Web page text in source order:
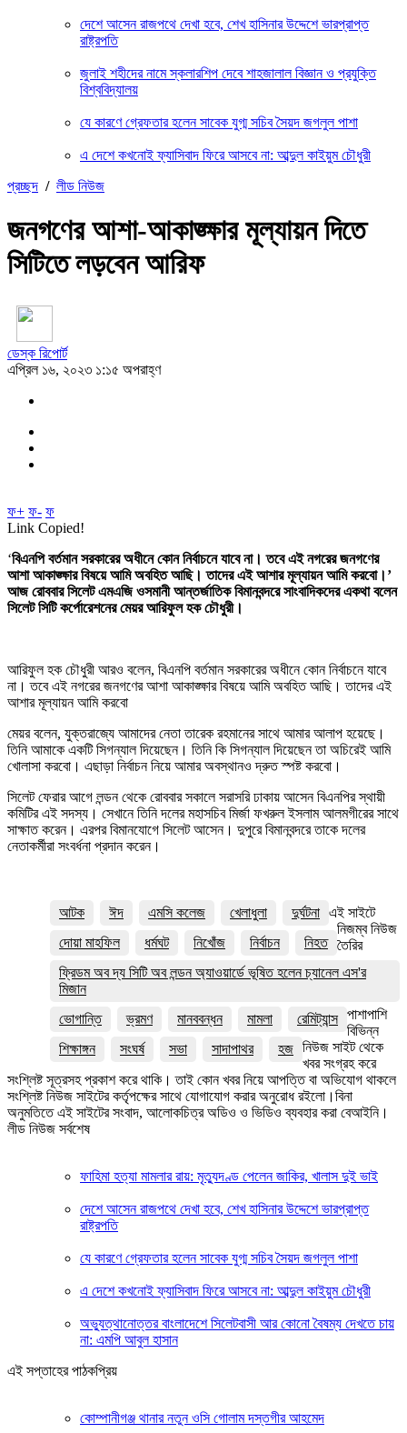
দেশে আসেন রাজপথে দেখা হবে, শেখ হাসিনার উদ্দেশে ভারপ্রাপ্ত
রাষ্ট্রপতি
জুলাই শহীদের নামে স্কলারশিপ দেবে শাহজালাল বিজ্ঞান ও প্রযুক্তি
বিশ্ববিদ্যালয়
যে কারণে গ্রেফতার হলেন সাবেক যুগ্ম সচিব সৈয়দ জগলুল পাশা
এ দেশে কখনোই ফ্যাসিবাদ ফিরে আসবে না: আব্দুল কাইয়ুম চৌধুরী
প্রচ্ছদ / লীড নিউজ
জনগণের আশা-আকাঙ্ক্ষার মূল্যায়ন দিতে
সিটিতে লড়বেন আরিফ
ডেস্ক রিপোর্ট
এপ্রিল ১৬, ২০২৩ ১:১৫ অপরাহ্ণ
ফ+ ফ- ফ
Link Copied!
‘বিএনপি বর্তমান সরকারের অধীনে কোন নির্বাচনে যাবে না। তবে এই নগরের জনগণের
আশা আকাঙ্ক্ষার বিষয়ে আমি অবহিত আছি। তাদের এই আশার মূল্যায়ন আমি করবো।’
আজ রোববার সিলেট এমএজি ওসমানী আন্তর্জাতিক বিমানবন্দরে সাংবাদিকদের একথা বলেন
সিলেট সিটি কর্পোরেশনের মেয়র আরিফুল হক চৌধুরী।
আরিফুল হক চৌধুরী আরও বলেন, বিএনপি বর্তমান সরকারের অধীনে কোন নির্বাচনে যাবে
না। তবে এই নগরের জনগণের আশা আকাঙ্ক্ষার বিষয়ে আমি অবহিত আছি। তাদের এই
আশার মূল্যায়ন আমি করবো
মেয়র বলেন, যুক্তরাজ্যে আমাদের নেতা তারেক রহমানের সাথে আমার আলাপ হয়েছে।
তিনি আমাকে একটি সিগন্যাল দিয়েছেন। তিনি কি সিগন্যাল দিয়েছেন তা অচিরেই আমি
খোলাসা করবো। এছাড়া নির্বাচন নিয়ে আমার অবস্থানও দ্রুত স্পষ্ট করবো।
সিলেট ফেরার আগে লন্ডন থেকে রোববার সকালে সরাসরি ঢাকায় আসেন বিএনপির স্থায়ী
কমিটির এই সদস্য। সেখানে তিনি দলের মহাসচিব মির্জা ফখরুল ইসলাম আলমগীরের সাথে
সাক্ষাত করেন। এরপর বিমানযোগে সিলেট আসেন। দুপুরে বিমানবন্দরে তাকে দলের
নেতাকর্মীরা সংবর্ধনা প্রদান করেন।
আটক ঈদ এমসি কলেজ খেলাধুলা
দুর্ঘটনা
দোয়া মাহফিল
ধর্মঘট নিখোঁজ নির্বাচন
নিহত
ফ্রিডম অব দ্য সিটি অব লন্ডন অ্যাওয়ার্ডে ভূষিত হলেন চ্যানেল এস'র
মিজান
ভোগান্তি
ভ্রমণ মানববন্ধন মামলা
রেমিট্যান্স
শিক্ষাঙ্গন
সংঘর্ষ সভা সাদাপাথর হজ
এই সাইটে
নিজম্ব নিউজ
তৈরির
পাশাপাশি
বিভিন্ন
নিউজ সাইট থেকে
খবর সংগ্রহ করে
সংশ্লিষ্ট সূত্রসহ প্রকাশ করে থাকি। তাই কোন খবর নিয়ে আপত্তি বা অভিযোগ থাকলে
সংশ্লিষ্ট নিউজ সাইটের কর্তৃপক্ষের সাথে যোগাযোগ করার অনুরোধ রইলো।বিনা
অনুমতিতে এই সাইটের সংবাদ, আলোকচিত্র অডিও ও ভিডিও ব্যবহার করা বেআইনি।
লীড নিউজ সর্বশেষ
ফাহিমা হত্যা মামলার রায়: মৃত্যুদণ্ড পেলেন জাকির, খালাস দুই ভাই
দেশে আসেন রাজপথে দেখা হবে, শেখ হাসিনার উদ্দেশে ভারপ্রাপ্ত
রাষ্ট্রপতি
যে কারণে গ্রেফতার হলেন সাবেক যুগ্ম সচিব সৈয়দ জগলুল পাশা
এ দেশে কখনোই ফ্যাসিবাদ ফিরে আসবে না: আব্দুল কাইয়ুম চৌধুরী
অভ্যুত্থানোত্তর বাংলাদেশে সিলেটবাসী আর কোনো বৈষম্য দেখতে চায়
না: এমপি আবুল হাসান
এই সপ্তাহের পাঠকপ্রিয়
কোম্পানীগঞ্জ থানার নতুন ওসি গোলাম দস্তগীর আহমেদ